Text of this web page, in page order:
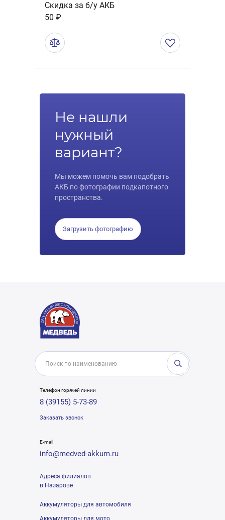
Скидка за б/у АКБ
50 ₽
Не нашли
нужный
вариант?
Мы можем помочь вам подобрать
АКБ по фотографии подкапотного
пространства.
Загрузить фотографию
Телефон горячей линии
8 (39155) 5-73-89
Заказать звонок
E-mail
info@medved-akkum.ru
Адреса филиалов
в Назарове
Аккумуляторы для автомобиля